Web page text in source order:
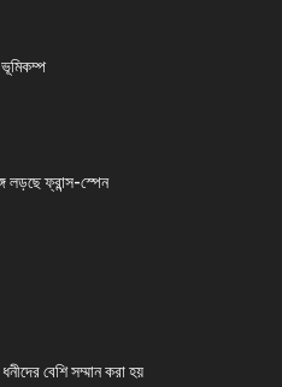
ভূমিকম্প
লড়ছে ফ্রান্স-স্পেন
বেশি সম্মান করা হয়